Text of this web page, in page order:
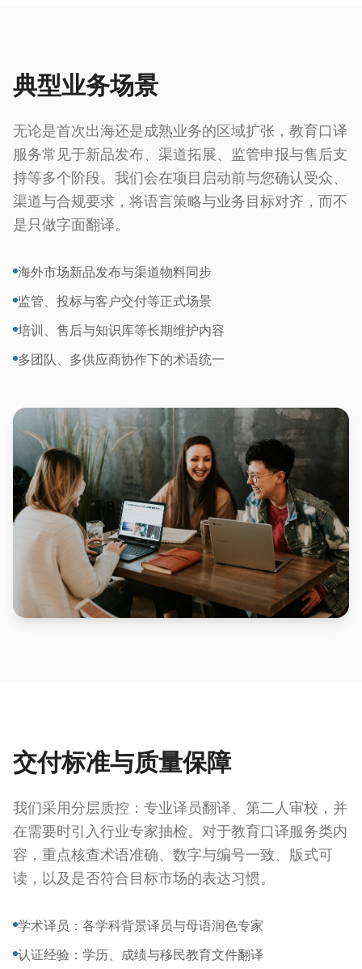
典型业务场景
无论是首次出海还是成熟业务的区域扩张，教育口译
服务常见于新品发布、渠道拓展、监管申报与售后支
持等多个阶段。我们会在项目启动前与您确认受众、
渠道与合规要求，将语言策略与业务目标对齐，而不
是只做字面翻译。
海外市场新品发布与渠道物料同步
监管、投标与客户交付等正式场景
培训、售后与知识库等长期维护内容
多团队、多供应商协作下的术语统一
交付标准与质量保障
我们采用分层质控：专业译员翻译、第二人审校，并
在需要时引入行业专家抽检。对于教育口译服务类内
容，重点核查术语准确、数字与编号一致、版式可
读，以及是否符合目标市场的表达习惯。
学术译员：各学科背景译员与母语润色专家
认证经验：学历、成绩与移民教育文件翻译